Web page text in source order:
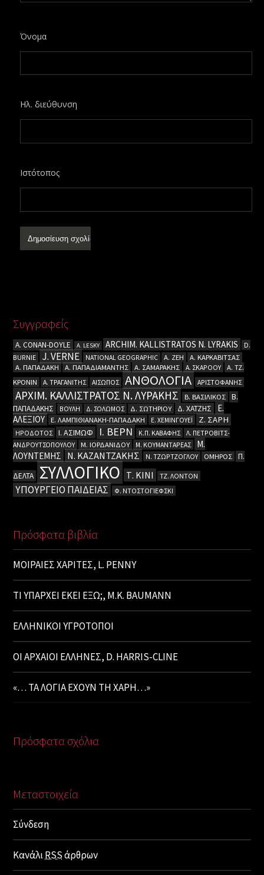
Όνομα
Ηλ. διεύθυνση
Ιστότοπος
Συγγραφείς
A. CΟΝΑΝ-DOYLE A. LESKY ARCHIM. KALLISTRATOS N. LYRAKIS
D.
BURNIE
J. VERNE NATIONAL GEOGRAPHIC Α. ΖΕΗ
Α. ΚΑΡΚΑΒΙΤΣΑΣ
Α. ΠΑΠΑΔΑΚΗ
Α. ΠΑΠΑΔΙΑΜΑΝΤΗΣ Α. ΣΑΜΑΡΑΚΗΣ Α. ΣΚΑΡΟΟΥ
Α. ΤΖ.
ΚΡΟΝΙΝ
Α. ΤΡΑΓΑΝΙΤΗΣ ΑΙΣΩΠΟΣ ΑΝΘΟΛΟΓΙΑ ΑΡΙΣΤΟΦΑΝΗΣ
ΑΡΧΙΜ. ΚΑΛΛΙΣΤΡΑΤΟΣ Ν. ΛΥΡΑΚΗΣ Β. ΒΑΣΙΛΙΚΟΣ
Β.
ΠΑΠΑΔΑΚΗΣ
ΒΟΥΛΗ Δ. ΣΟΛΩΜΟΣ Δ. ΣΩΤΗΡΙΟΥ Δ. ΧΑΤΖΗΣ
Ε.
ΑΛΕΞΙΟΥ
Ε. ΛΑΜΠΙΘΙΑΝΑΚΗ-ΠΑΠΑΔΑΚΗ Ε. ΧΕΜΙΝΓΟΥΕΪ Ζ. ΣΑΡΗ
ΗΡΟΔΟΤΟΣ Ι. ΑΣΙΜΩΦ Ι. ΒΕΡΝ Κ.Π. ΚΑΒΑΦΗΣ
Λ. ΠΕΤΡΟΒΙΤΣ-
ΑΝΔΡΟΥΤΣΟΠΟΥΛΟΥ
Μ. ΙΟΡΔΑΝΙΔΟΥ Μ. ΚΟΥΜΑΝΤΑΡΕΑΣ
Μ.
ΛΟΥΝΤΕΜΗΣ
Ν. ΚΑΖΑΝΤΖΑΚΗΣ Ν. ΤΖΩΡΤΖΟΓΛΟΥ ΟΜΗΡΟΣ
Π.
ΔΕΛΤΑ
ΣΥΛΛΟΓΙΚΟ Τ. ΚΙΝΙ ΤΖ. ΛΟΝΤΟΝ
ΥΠΟΥΡΓΕΙΟ ΠΑΙΔΕΙΑΣ Φ. ΝΤΟΣΤΟΓΙΕΦΣΚΙ
Πρόσφατα βιβλία
ΜΟΙΡΑΙΕΣ ΧΑΡΙΤΕΣ, L. PENNY
ΤΙ ΥΠΑΡΧΕΙ ΕΚΕΙ ΕΞΩ;, M.K. BAUMANN
ΕΛΛΗΝΙΚΟΙ ΥΓΡΟΤΟΠΟΙ
ΟΙ ΑΡΧΑΙΟΙ ΕΛΛΗΝΕΣ, D. HARRIS-CLINE
«… ΤΑ ΛΟΓΙΑ ΕΧΟΥΝ ΤΗ ΧΑΡΗ…»
Πρόσφατα σχόλια
Μεταστοιχεία
Σύνδεση
ΚανάλιRSSάρθρων